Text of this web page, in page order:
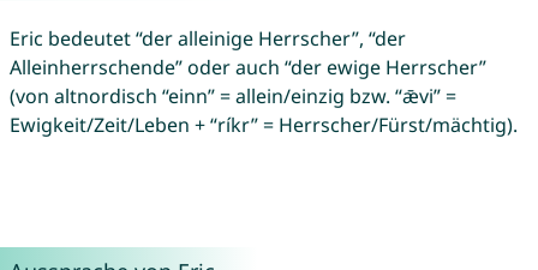
Eric bedeutet “der alleinige Herrscher”, “der
Alleinherrschende” oder auch “der ewige Herrscher”
(von altnordisch “einn” = allein/einzig bzw. “ǣvi” =
Ewigkeit/Zeit/Leben + “ríkr” = Herrscher/Fürst/mächtig).